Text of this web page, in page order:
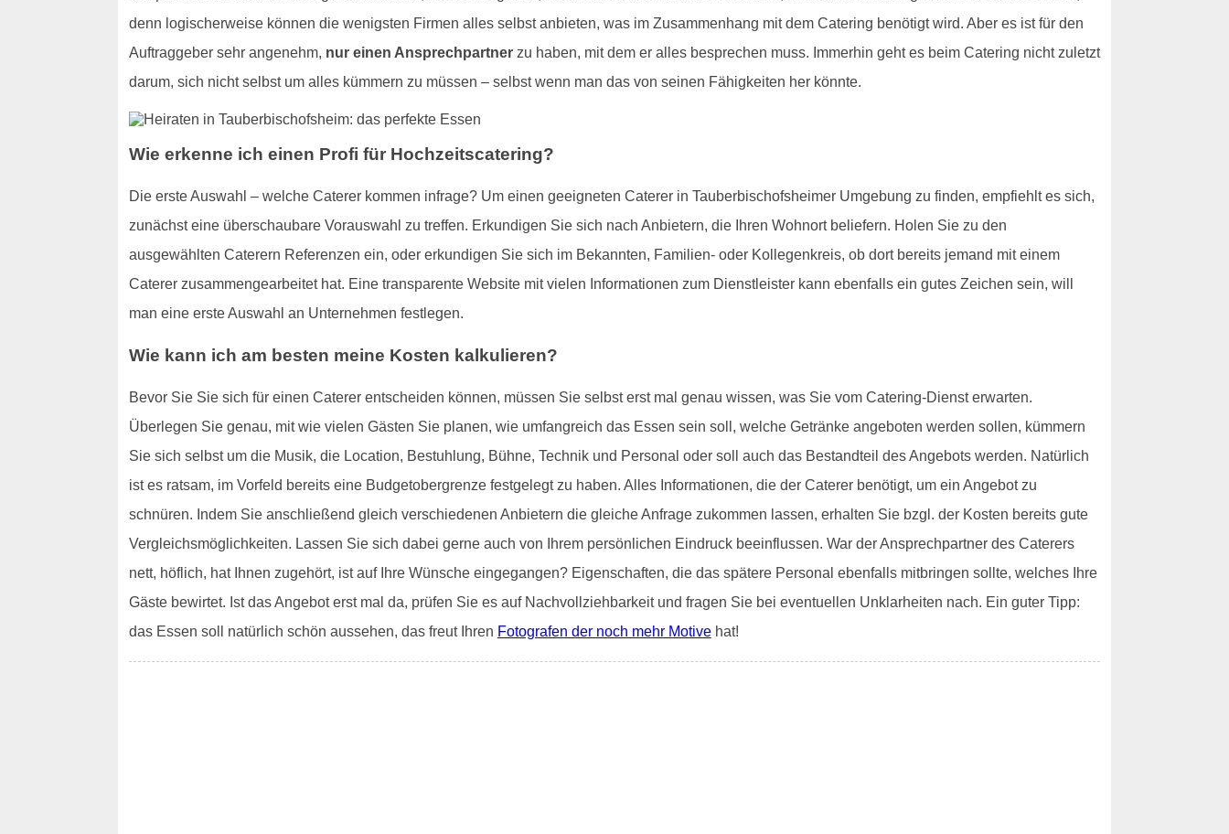
denn logischerweise können die wenigsten Firmen alles selbst anbieten, was im Zusammenhang mit dem Catering benötigt wird. Aber es ist für den
Auftraggeber sehr angenehm, nur einen Ansprechpartnerzu haben, mit dem er alles besprechen muss. Immerhin geht es beim Catering nicht zuletzt
darum, sich nicht selbst um alles kümmern zu müssen – selbst wenn man das von seinen Fähigkeiten her könnte.
Wie erkenne ich einen Profi für Hochzeitscatering?
Die erste Auswahl – welche Caterer kommen infrage? Um einen geeigneten Caterer in Tauberbischofsheimer Umgebung zu finden, empfiehlt es sich,
zunächst eine überschaubare Vorauswahl zu treffen. Erkundigen Sie sich nach Anbietern, die Ihren Wohnort beliefern. Holen Sie zu den
ausgewählten Caterern Referenzen ein, oder erkundigen Sie sich im Bekannten, Familien- oder Kollegenkreis, ob dort bereits jemand mit einem
Caterer zusammengearbeitet hat. Eine transparente Website mit vielen Informationen zum Dienstleister kann ebenfalls ein gutes Zeichen sein, will
man eine erste Auswahl an Unternehmen festlegen.
Wie kann ich am besten meine Kosten kalkulieren?
Bevor Sie Sie sich für einen Caterer entscheiden können, müssen Sie selbst erst mal genau wissen, was Sie vom Catering-Dienst erwarten.
Überlegen Sie genau, mit wie vielen Gästen Sie planen, wie umfangreich das Essen sein soll, welche Getränke angeboten werden sollen, kümmern
Sie sich selbst um die Musik, die Location, Bestuhlung, Bühne, Technik und Personal oder soll auch das Bestandteil des Angebots werden. Natürlich
ist es ratsam, im Vorfeld bereits eine Budgetobergrenze festgelegt zu haben. Alles Informationen, die der Caterer benötigt, um ein Angebot zu
schnüren. Indem Sie anschließend gleich verschiedenen Anbietern die gleiche Anfrage zukommen lassen, erhalten Sie bzgl. der Kosten bereits gute
Vergleichsmöglichkeiten. Lassen Sie sich dabei gerne auch von Ihrem persönlichen Eindruck beeinflussen. War der Ansprechpartner des Caterers
nett, höflich, hat Ihnen zugehört, ist auf Ihre Wünsche eingegangen? Eigenschaften, die das spätere Personal ebenfalls mitbringen sollte, welches Ihre
Gäste bewirtet. Ist das Angebot erst mal da, prüfen Sie es auf Nachvollziehbarkeit und fragen Sie bei eventuellen Unklarheiten nach. Ein guter Tipp:
das Essen soll natürlich schön aussehen, das freut Ihren Fotografen der noch mehr Motivehat!